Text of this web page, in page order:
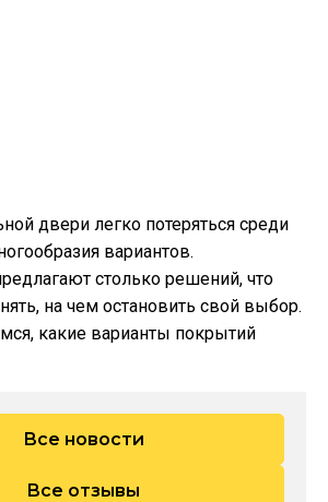
двери легко потеряться среди
вариантов.
столько решений, что
на чем остановить свой выбор.
какие варианты покрытий
Все новости
Все отзывы